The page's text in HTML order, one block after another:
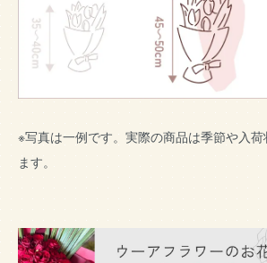
※写真は一例です。実際の商品は季節や入
ます。